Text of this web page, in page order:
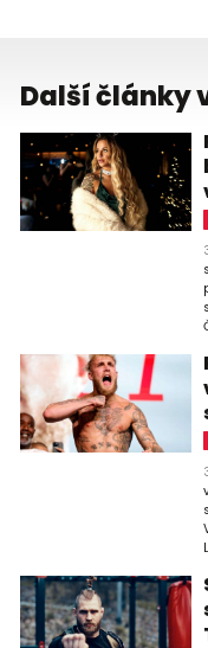
Další články